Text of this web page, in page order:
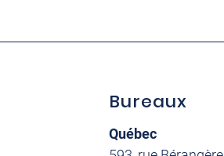
Bureaux
Québec